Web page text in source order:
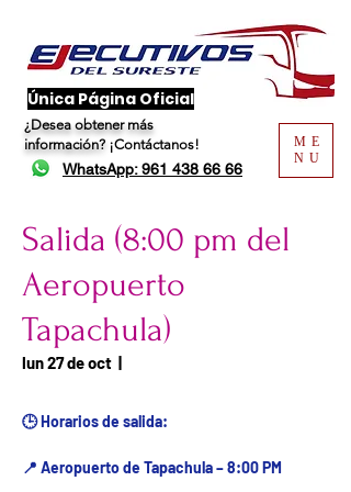
​Única Página Oficial
¿Desea obtener más
información? ¡Contáctanos!
WhatsApp: 961 438 66 66
ME
NU
Salida (8:00 pm del
Aeropuerto
Tapachula)
lun 27 de oct
  |
🕒 Horarios de salida:
📍 Aeropuerto de Tapachula – 8:00 PM